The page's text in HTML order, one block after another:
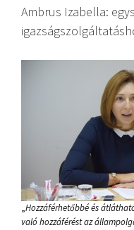
Ambrus Izabella:
„Hozzáférhetőbbé és
való hozzáférést az